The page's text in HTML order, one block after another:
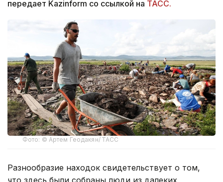
передает Kazinform со ссылкой на ТАСС.
Фото: © Артем Геодакян/ ТАСС
Разнообразие находок свидетельствует о том,